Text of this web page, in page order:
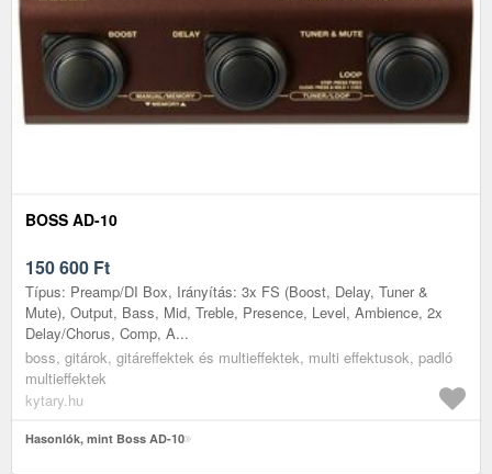
BOSS AD-10
150 600 Ft
Típus: Preamp/DI Box, Irányítás: 3x FS (Boost, Delay, Tuner &
Mute), Output, Bass, Mid, Treble, Presence, Level, Ambience, 2x
Delay/Chorus, Comp, A...
boss, gitárok, gitáreffektek és multieffektek, multi effektusok, padló
multieffektek
kytary.hu
Hasonlók, mint Boss AD-10